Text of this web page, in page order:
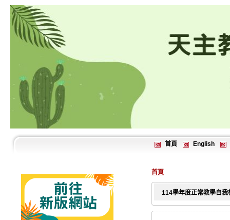
首頁 English
首頁
114學年度正常教學自我